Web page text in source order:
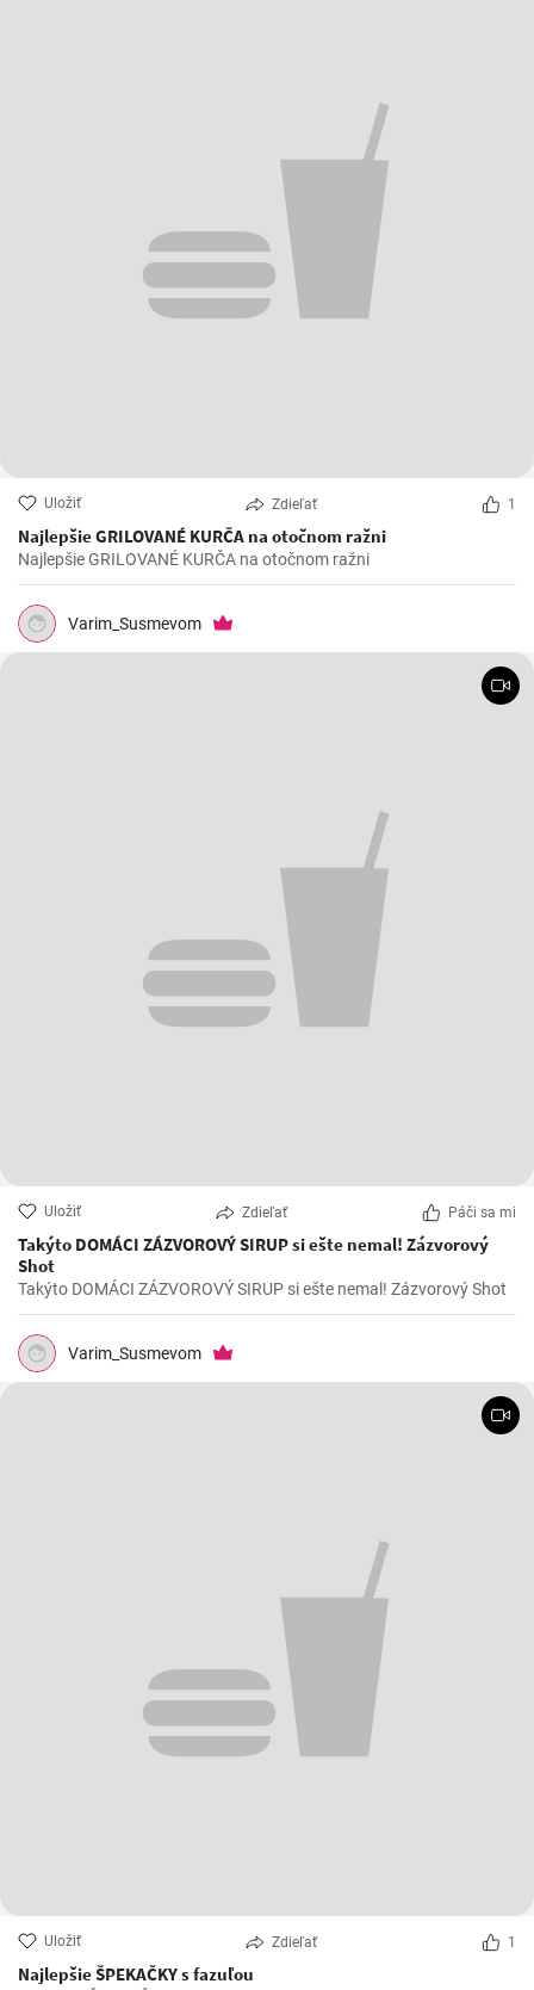
Uložiť Zdieľať 1
Najlepšie GRILOVANÉ KURČA na otočnom ražni
Najlepšie GRILOVANÉ KURČA na otočnom ražni
Varim_Susmevom
Uložiť Zdieľať Páči sa mi
Takýto DOMÁCI ZÁZVOROVÝ SIRUP si ešte nemal! Zázvorový
Shot
Takýto DOMÁCI ZÁZVOROVÝ SIRUP si ešte nemal! Zázvorový Shot
Varim_Susmevom
Uložiť Zdieľať 1
Najlepšie ŠPEKAČKY s fazuľou